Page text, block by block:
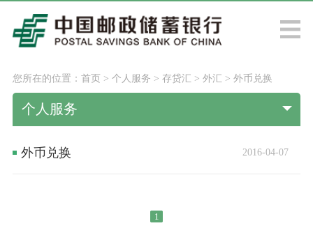
您所在的位置： 首页> 个人服务 > 存贷汇 > 外汇 > 外币兑换
个人服务
2016-04-07
外币兑换
1